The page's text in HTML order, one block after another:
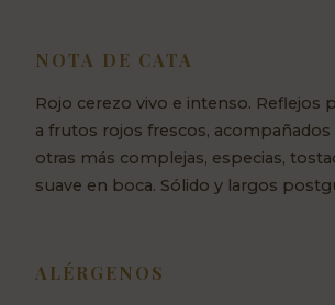
NOTA DE CATA
Rojo cerezo vivo e intenso. Reflejos
a frutos rojos frescos, acompañados
otras más complejas, especias,
suave en boca. Sólido y largos
ALÉRGENOS